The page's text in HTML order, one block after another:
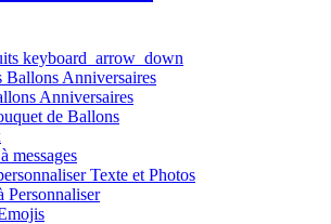
keyboard_arrow_down
Ballons Anniversaires
Anniversaires
de Ballons
messages
Texte et Photos
Personnaliser